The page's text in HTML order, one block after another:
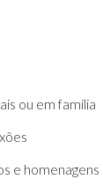
ou em família
e homenagens